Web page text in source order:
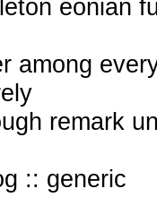
eonian
among
remark
:: generic